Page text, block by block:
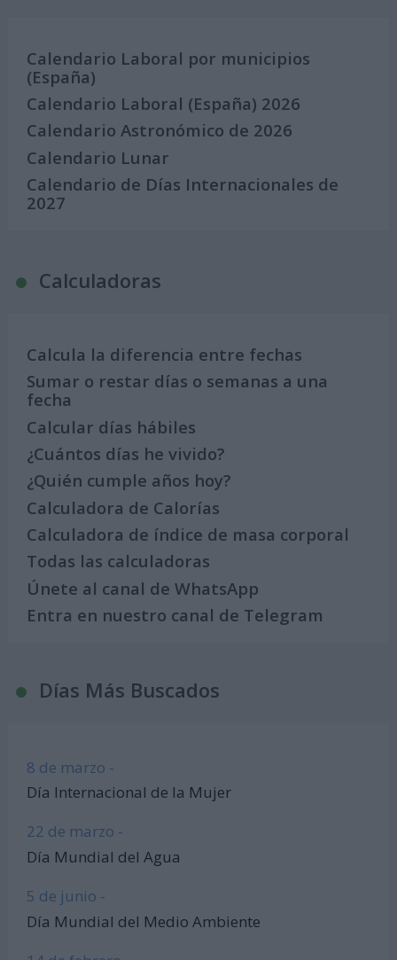
Calendario Laboral por municipios
(España)
Calendario Laboral (España) 2026
Calendario Astronómico de 2026
Calendario Lunar
Calendario de Días Internacionales de
2027
Calculadoras
Calcula la diferencia entre fechas
Sumar o restar días o semanas a una
fecha
Calcular días hábiles
¿Cuántos días he vivido?
¿Quién cumple años hoy?
Calculadora de Calorías
Calculadora de índice de masa corporal
Todas las calculadoras
Únete al canal de WhatsApp
Entra en nuestro canal de Telegram
Días Más Buscados
8 de marzo -
Día Internacional de la Mujer
22 de marzo -
Día Mundial del Agua
5 de junio -
Día Mundial del Medio Ambiente